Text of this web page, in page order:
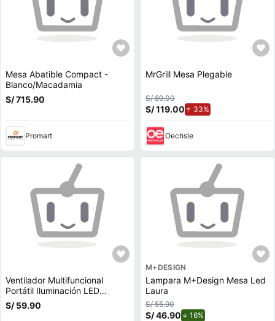
Mesa Abatible Compact -
Blanco/Macadamia
S/ 715.90
Promart
MrGrill Mesa Plegable
S/ 89.00
S/ 119.00 33%
Oechsle
Ventilador Multifuncional
Portátil Iluminación LED
Recargable Aire Frio Escritorio
Mesa
S/ 59.90
M+DESIGN
Lampara M+Design Mesa Led
Laura
S/ 55.90
S/ 46.90 16%